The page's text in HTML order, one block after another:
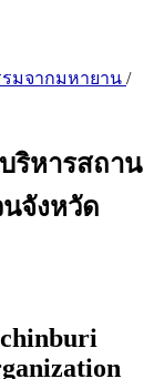
รมจากมหายาน /
ริหารสถาน
จังหวัด